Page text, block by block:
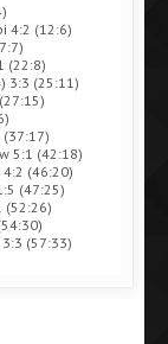
4:2 (12:6)
(22:8)
3:3 (25:11)
(37:17)
5:1 (42:18)
4:2 (46:20)
(47:25)
(52:26)
(57:33)